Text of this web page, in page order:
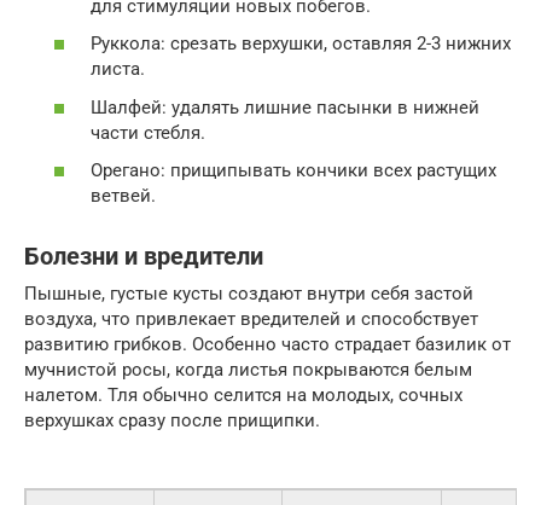
для стимуляции новых побегов.
Руккола: срезать верхушки, оставляя 2-3 нижних
листа.
Шалфей: удалять лишние пасынки в нижней
части стебля.
Орегано: прищипывать кончики всех растущих
ветвей.
Болезни и вредители
Пышные, густые кусты создают внутри себя застой
воздуха, что привлекает вредителей и способствует
развитию грибков. Особенно часто страдает базилик от
мучнистой росы, когда листья покрываются белым
налетом. Тля обычно селится на молодых, сочных
верхушках сразу после прищипки.